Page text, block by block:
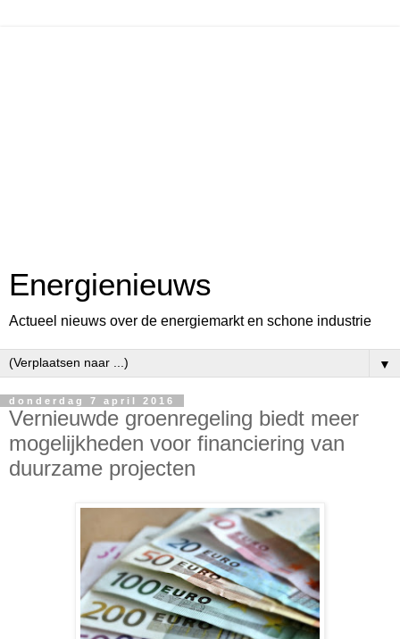
Energienieuws
Actueel nieuws over de energiemarkt en schone industrie
▼
donderdag 7 april 2016
Vernieuwde groenregeling biedt meer
mogelijkheden voor financiering van
duurzame projecten